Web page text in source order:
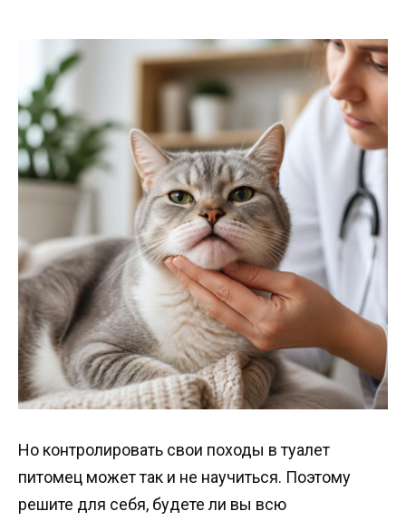
Но контролировать свои походы в туалет
питомец может так и не научиться. Поэтому
решите для себя, будете ли вы всю